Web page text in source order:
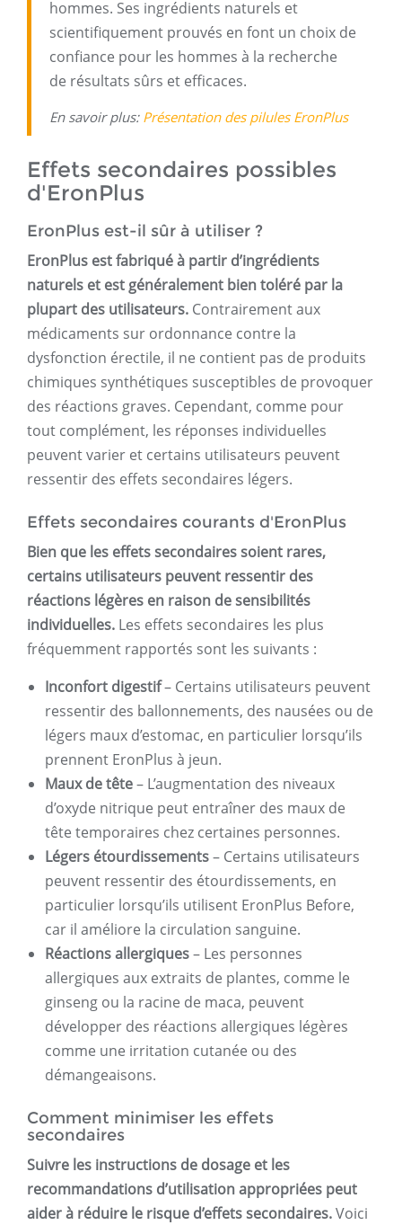
hommes. Ses ingrédients naturels et
scientifiquement prouvés en font un choix de
confiance pour les hommes à la recherche
de résultats sûrs et efficaces.
En savoir plus: Présentation des pilules EronPlus
Effets secondaires possibles
d'EronPlus
EronPlus est-il sûr à utiliser ?
EronPlus est fabriqué à partir d’ingrédients
naturels et est généralement bien toléré par la
plupart des utilisateurs. Contrairement aux
médicaments sur ordonnance contre la
dysfonction érectile, il ne contient pas de produits
chimiques synthétiques susceptibles de provoquer
des réactions graves. Cependant, comme pour
tout complément, les réponses individuelles
peuvent varier et certains utilisateurs peuvent
ressentir des effets secondaires légers.
Effets secondaires courants d'EronPlus
Bien que les effets secondaires soient rares,
certains utilisateurs peuvent ressentir des
réactions légères en raison de sensibilités
individuelles. Les effets secondaires les plus
fréquemment rapportés sont les suivants :
Inconfort digestif– Certains utilisateurs peuvent
ressentir des ballonnements, des nausées ou de
légers maux d’estomac, en particulier lorsqu’ils
prennent EronPlus à jeun.
Maux de tête– L’augmentation des niveaux
d’oxyde nitrique peut entraîner des maux de
tête temporaires chez certaines personnes.
Légers étourdissements– Certains utilisateurs
peuvent ressentir des étourdissements, en
particulier lorsqu’ils utilisent EronPlus Before,
car il améliore la circulation sanguine.
Réactions allergiques– Les personnes
allergiques aux extraits de plantes, comme le
ginseng ou la racine de maca, peuvent
développer des réactions allergiques légères
comme une irritation cutanée ou des
démangeaisons.
Comment minimiser les effets
secondaires
Suivre les instructions de dosage et les
recommandations d’utilisation appropriées peut
aider à réduire le risque d’effets secondaires.Voici